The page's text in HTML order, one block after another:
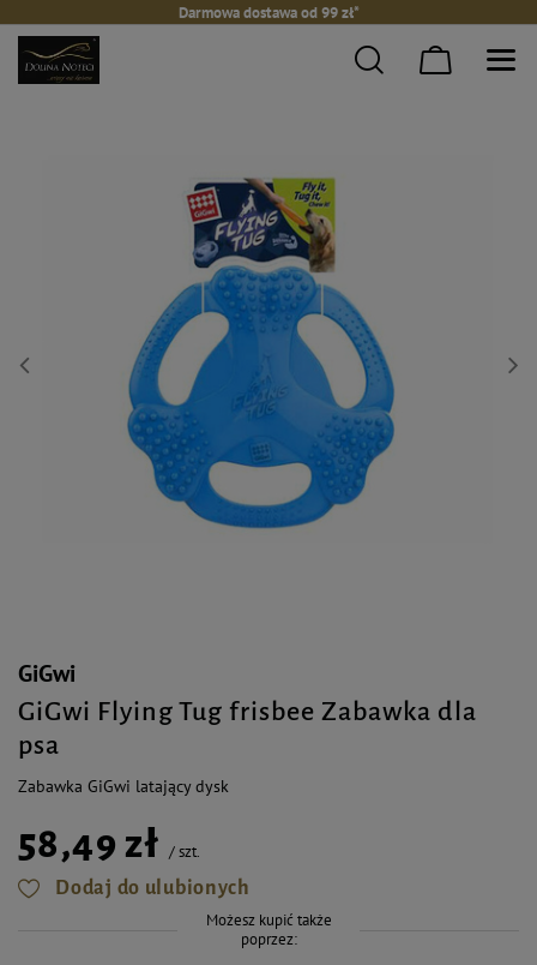
Darmowa dostawa od 99 zł*
GiGwi
GiGwi Flying Tug frisbee Zabawka dla
psa
Zabawka GiGwi latający dysk
58,49 zł /szt.
Dodaj do ulubionych
Możesz kupić także
poprzez: